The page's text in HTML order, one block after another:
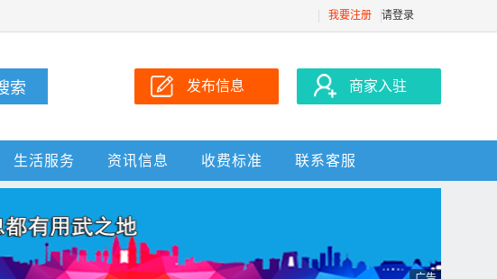
我要注册 请登录
发布信息 商家入驻
生活服务 资讯信息 收费标准 联系客服